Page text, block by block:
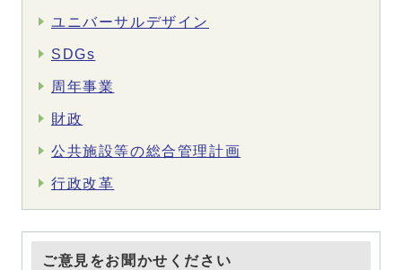
ユニバーサルデザイン
SDGs
周年事業
財政
公共施設等の総合管理計画
行政改革
ご意見をお聞かせください